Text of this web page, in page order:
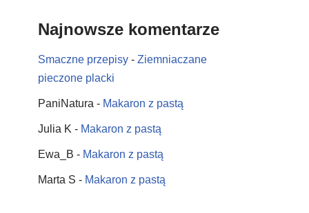
Najnowsze komentarze
Smaczne przepisy - Ziemniaczane
pieczone placki
PaniNatura - Makaron z pastą
Julia K - Makaron z pastą
Ewa_B - Makaron z pastą
Marta S - Makaron z pastą